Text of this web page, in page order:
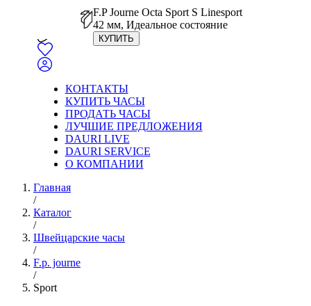
F.P Journe Octa Sport S Linesport
42 мм, Идеальное состояние
КУПИТЬ
КОНТАКТЫ
КУПИТЬ ЧАСЫ
ПРОДАТЬ ЧАСЫ
ЛУЧШИЕ ПРЕДЛОЖЕНИЯ
DAURI LIVE
DAURI SERVICE
О КОМПАНИИ
Главная
/
Каталог
/
Швейцарские часы
/
F.p. journe
/
Sport